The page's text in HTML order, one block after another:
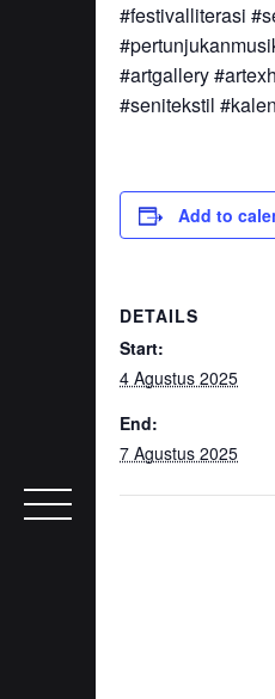
#festivalliterasi
#artgallery
#senitekstil
Add to
DETAILS
Start:
4 Agustus 2025
End:
7 Agustus 2025